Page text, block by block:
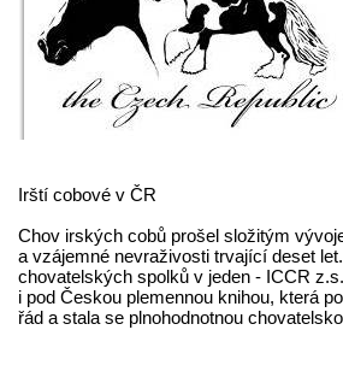
Irští cobové v ČR
Chov irských cobů prošel složitým
a vzájemné nevraživosti trvající deset
chovatelských spolků v jeden - ICCR
i pod Českou plemennou knihou, která
řád a stala se plnohodnotnou